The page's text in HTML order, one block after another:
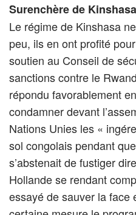
Surenchère de Kinshasa
Le régime de Kinshasa
peu, ils en ont profité
soutien au Conseil de
sanctions contre le
répondu favorablement
condamner devant
Nations Unies les «
sol congolais pendant
s’abstenait de fustiger
Hollande se rendant
essayé de sauver la face